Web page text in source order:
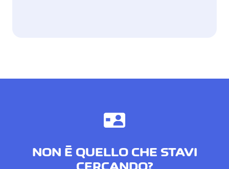
NON È QUELLO CHE STAVI